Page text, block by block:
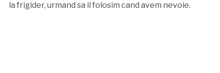
la frigider, urmand sa il folosim cand avem nevoie.